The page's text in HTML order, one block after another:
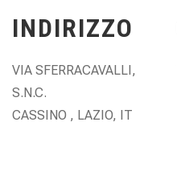
INDIRIZZO
VIA SFERRACAVALLI,
S.N.C.
CASSINO , LAZIO, IT